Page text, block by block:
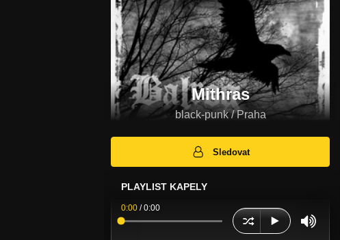
Mithras
black-punk / Praha
Sledovat
PLAYLIST KAPELY
0:00 /0:00